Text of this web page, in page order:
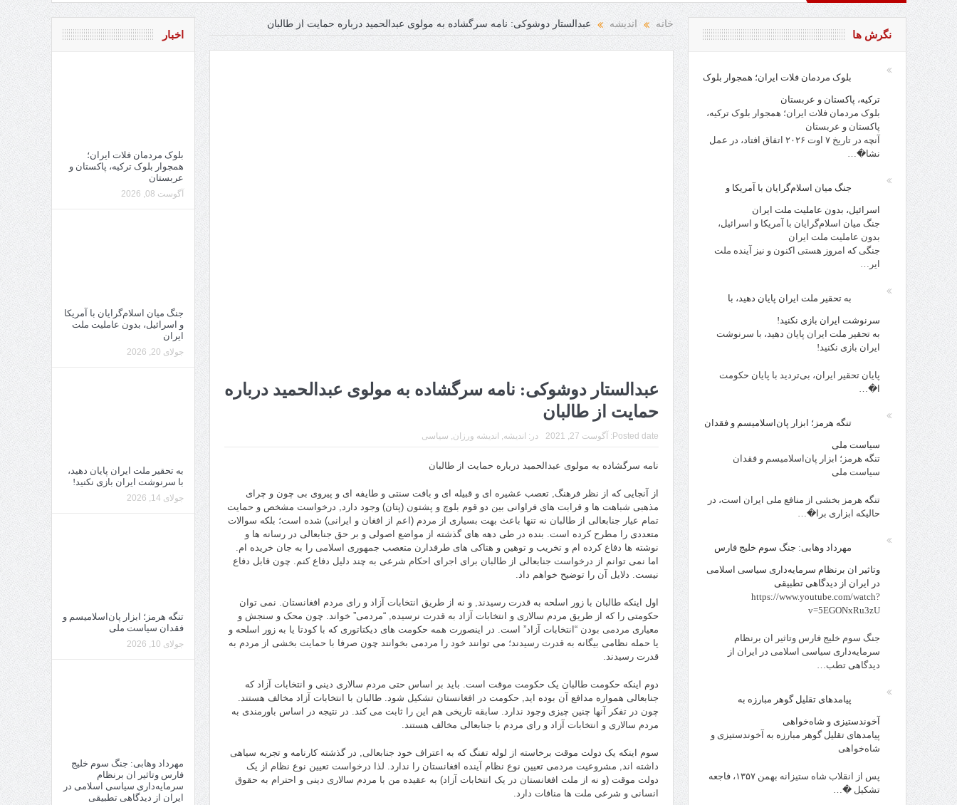
و نقد از افراد، احزاب، حکام و مقدسات!
خانه اندیشه عبدالستار دوشوکی: نامه سرگشاده به مولوی عبدالحمید درباره حمایت از طالبان
عبدالستار دوشوکی: نامه سرگشاده به مولوی عبدالحمید درباره
حمایت از طالبان
Posted date: آگوست 27, 2021 در: اندیشه اندیشه ورزان سیاسی
نامه سرگشاده به مولوی عبدالحمید درباره حمایت از طالبان
از آنجایی که از نظر فرهنگ, تعصب عشیره ای و قبیله ای و بافت سنتی و طایفه ای و پیروی بی چون و چرای
مذهبی شباهت ها و قرابت های فراوانی بین دو قوم بلوچ و پشتون (پتان) وجود دارد, درخواست مشخص و حمایت
تمام عیار جنابعالی از طالبان نه تنها باعث بهت بسیاری از مردم (اعم از افغان و ایرانی) شده است؛ بلکه سوالات
متعددی را مطرح کرده است. بنده در طی دهه های گذشته از مواضع اصولی و بر حق جنابعالی در رسانه ها و
نوشته ها دفاع کرده ام و تخریب و توهین و هتاکی های طرفدارن متعصب جمهوری اسلامی را به جان خریده ام.
اما نمی توانم از درخواست جنابعالی از طالبان برای اجرای احکام شرعی به چند دلیل دفاع کنم. چون قابل دفاع
نیست. دلایل آن را توضیح خواهم داد.
اول اینکه طالبان با زور اسلحه به قدرت رسیدند, و نه از طریق انتخابات آزاد و رای مردم افغانستان. نمی توان
حکومتی را که از طریق مردم سالاری و انتخابات آزاد به قدرت نرسیده, “مردمی” خواند. چون محک و سنجش و
معیاری مردمی بودن “انتخابات آزاد” است. در اینصورت همه حکومت های دیکتاتوری که با کودتا یا به زور اسلحه و
یا حمله نظامی بیگانه به قدرت رسیدند؛ می توانند خود را مردمی بخوانند چون صرفا با حمایت بخشی از مردم به
قدرت رسیدند.
دوم اینکه حکومت طالبان یک حکومت موقت است. باید بر اساس حتی مردم سالاری دینی و انتخابات آزاد که
جنابعالی همواره مدافع آن بوده اید, حکومت در افغانستان تشکیل شود. طالبان با انتخابات آزاد مخالف هستند.
چون در تفکر آنها چنین چیزی وجود ندارد. سابقه تاریخی هم این را ثابت می کند. در نتیجه در اساس باورمندی به
مردم سالاری و انتخابات آزاد و رای مردم با جنابعالی مخالف هستند.
سوم اینکه یک دولت موقت برخاسته از لوله تفنگ که به اعتراف خود جنابعالی, در گذشته کارنامه و تجربه سیاهی
داشته اند, مشروعیت مردمی تعیین نوع نظام آینده افغانستان را ندارد. لذا درخواست تعیین نوع نظام از یک
دولت موقت (و نه از ملت افغانستان در یک انتخابات آزاد) به عقیده من با مردم سالاری دینی و احترام به حقوق
انسانی و شرعی ملت ها منافات دارد.
اخبار
بلوک مردمان فلات ایران؛
همجوار بلوک ترکیه، پاکستان و
عربستان
آگوست 08, 2026
جنگ میان اسلام‌گرایان با آمریکا
و اسرائیل، بدون عاملیت ملت
ایران
جولای 20, 2026
به تحقیر ملت ایران پایان دهید،
با سرنوشت ایران بازی نکنید!
جولای 14, 2026
تنگه هرمز؛ ابزار پان‌اسلامیسم و
فقدان سیاست ملی
جولای 10, 2026
مهرداد وهابی: جنگ سوم خلیج
فارس وتاثیر ان برنظام
سرمایه‌داری سیاسی اسلامی در
ایران از دیدگاهی تطبیقی
نگرش ها
بلوک مردمان فلات ایران؛ همجوار بلوک
ترکیه، پاکستان و عربستان
بلوک مردمان فلات ایران؛ همجوار بلوک ترکیه،
پاکستان و عربستان
آنچه در تاریخ ۷ اوت ۲۰۲۶ اتفاق افتاد، در عمل
نشا�…
جنگ میان اسلام‌گرایان با آمریکا و
اسرائیل، بدون عاملیت ملت ایران
جنگ میان اسلام‌گرایان با آمریکا و اسرائیل،
بدون عاملیت ملت ایران
جنگی که امروز هستی اکنون و نیز آینده ملت
ایر…
به تحقیر ملت ایران پایان دهید، با
سرنوشت ایران بازی نکنید!
به تحقیر ملت ایران پایان دهید، با سرنوشت
ایران بازی نکنید!
پایان تحقیر ایران، بی‌تردید با پایان حکومت
ا�…
تنگه هرمز؛ ابزار پان‌اسلامیسم و فقدان
سیاست ملی
تنگه هرمز؛ ابزار پان‌اسلامیسم و فقدان
سیاست ملی
تنگه هرمز بخشی از منافع ملی ایران است، در
حالیکه ابزاری برا�…
مهرداد وهابی: جنگ سوم خلیج فارس
وتاثیر ان برنظام سرمایه‌داری سیاسی اسلامی
در ایران از دیدگاهی تطبیقی
https://www.youtube.com/watch?
v=5EGONxRu3zU
جنگ سوم خلیج فارس وتاثیر ان برنظام
سرمایه‌داری سیاسی اسلامی در ایران از
دیدگاهی تطب…
پیامدهای تقلیل گوهر مبارزه به
آخوندستیزی و شاه‌خواهی
پیامدهای تقلیل گوهر مبارزه به آخوندستیزی و
شاه‌خواهی
پس از انقلاب شاه ستیزانه بهمن ۱۳۵۷، فاجعه
تشکیل �…